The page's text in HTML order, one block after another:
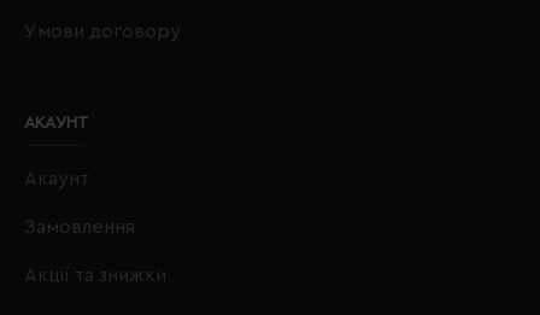
Умови договору
АКАУНТ
Акаунт
Замовлення
Акції та знижки